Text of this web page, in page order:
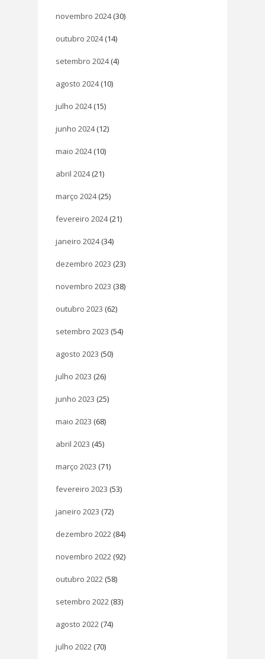
novembro 2024(30)
outubro 2024(14)
setembro 2024(4)
agosto 2024(10)
julho 2024(15)
junho 2024(12)
maio 2024(10)
abril 2024(21)
março 2024(25)
fevereiro 2024(21)
janeiro 2024(34)
dezembro 2023 (23)
novembro 2023 (38)
outubro 2023 (62)
setembro 2023 (54)
agosto 2023 (50)
julho 2023 (26)
junho 2023 (25)
maio 2023 (68)
abril 2023 (45)
março 2023 (71)
fevereiro 2023 (53)
janeiro 2023 (72)
dezembro 2022 (84)
novembro 2022 (92)
outubro 2022 (58)
setembro 2022 (83)
agosto 2022 (74)
julho 2022 (70)